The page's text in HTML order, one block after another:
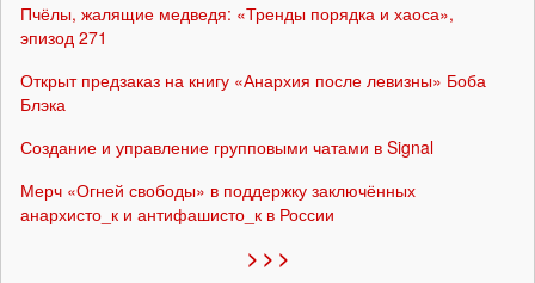
Пчёлы, жалящие медведя: «Тренды порядка и хаоса»,
эпизод 271
Открыт предзаказ на книгу «Анархия после левизны» Боба
Блэка
Создание и управление групповыми чатами в Signal
Мерч «Огней свободы» в поддержку заключённых
анархисто_к и антифашисто_к в России
> > >